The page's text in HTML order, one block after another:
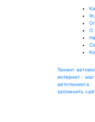
О
Тюнинг
интернет -
автотюнинга
запомнить